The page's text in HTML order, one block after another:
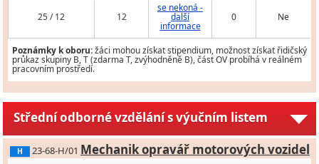
25 / 12 12
se nekoná -
další
informace
0 Ne
Poznámky k oboru:žáci mohou získat stipendium, možnost získat řidičský
průkaz skupiny B, T (zdarma T, zvýhodněně B), část OV probíhá v reálném
pracovním prostředí.
Střední odborné vzdělání s výučním listem
H 23-68-H/01 Mechanik opravář motorových vozidel